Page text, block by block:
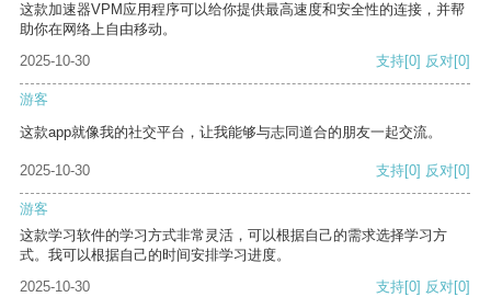
这款加速器VPM应用程序可以给你提供最高速度和安全性的连接，并帮
助你在网络上自由移动。
2025-10-30
支持[0] 反对[0]
游客
这款app就像我的社交平台，让我能够与志同道合的朋友一起交流。
2025-10-30 支持[0] 反对[0]
游客
这款学习软件的学习方式非常灵活，可以根据自己的需求选择学习方
式。我可以根据自己的时间安排学习进度。
2025-10-30
支持[0] 反对[0]